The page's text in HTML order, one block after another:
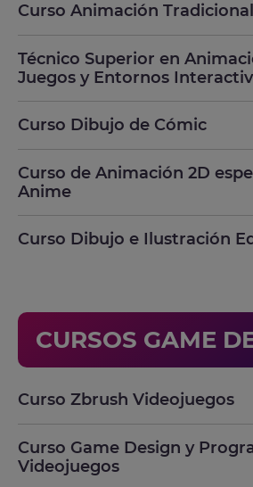
Curso Animación Tradicional
Técnico Superior en
Juegos y Entornos
Curso Dibujo de Cómic
Curso de Animación 2D
Anime
Curso Dibujo e Ilustración
CURSOS GAME
Curso Zbrush Videojuegos
Curso Game Design y
Videojuegos